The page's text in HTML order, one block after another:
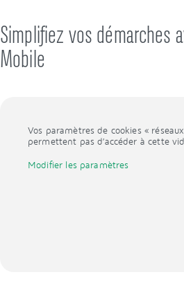
Simplifiez vos démarches
Mobile
Vos paramètres de cookies «
permettent pas d’accéder à cette
Modifier les paramètres